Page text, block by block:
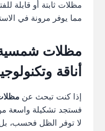
مظلات ثابتة أو قابلة
مما يوفر مرونة في
مظلات
أناقة
إذا كنت تبحث عن
فستجد تشكيلة واسعة
لا توفر الظل فحسب،